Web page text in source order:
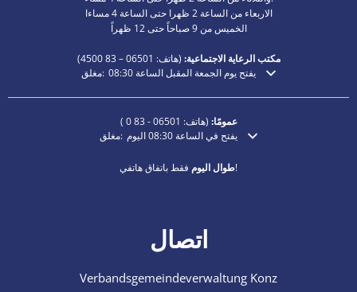
الاربعاء من الساعة 2 ظهرا حتى الساعة 4 مساءا
الخميس من 9 صباحاً حتى 12 ظهراً
مكتب الرعاية الاجتماعية: (هاتف:
4500)
انقر لإخفاء أوقات الفتح أو الإغلاق الإضافية
مغلق: يفتح يوم الجمعة المقبل الساعة 08:30
عمومًا: (هاتف:
)
انقر لإخفاء أوقات الفتح أو الإغلاق الإضافية
مغلق: يفتح في الساعة 08:30 اليوم
طوال اليومفقط باتفاق هاتفي!
اتصال
Verbandsgemeindeverwaltung Konz